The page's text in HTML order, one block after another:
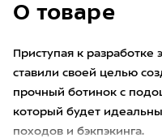
О товаре
Приступая к
ставили своей целью
прочный ботинок с
который будет
походов и бэкпэкинга.